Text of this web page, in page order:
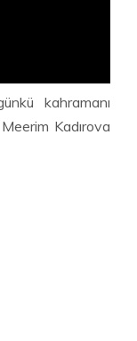
kahramanı
Kadırova